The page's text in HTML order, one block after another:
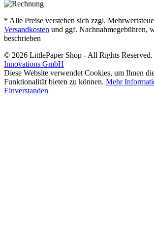
* Alle Preise verstehen sich zzgl.
Versandkosten und ggf. Nachnahmegebühren,
beschrieben
© 2026 LittlePaper Shop - All Rights
Innovations GmbH
Diese Website verwendet Cookies, um Ihnen
Funktionalität bieten zu können. Mehr
Einverstanden